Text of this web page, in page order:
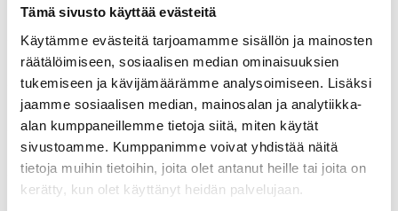
Tämä sivusto käyttää evästeitä
Käytämme evästeitä tarjoamamme sisällön ja mainosten
räätälöimiseen, sosiaalisen median ominaisuuksien
tukemiseen ja kävijämäärämme analysoimiseen. Lisäksi
jaamme sosiaalisen median, mainosalan ja analytiikka-
alan kumppaneillemme tietoja siitä, miten käytät
sivustoamme. Kumppanimme voivat yhdistää näitä
tietoja muihin tietoihin, joita olet antanut heille tai joita on
kerätty, kun olet käyttänyt heidän palvelujaan.
2021
2020
2019
2018
2017